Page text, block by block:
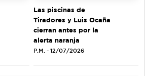
Las piscinas de
Tiradores y Luis Ocaña
cierran antes por la
alerta naranja
P.M. - 12/07/2026